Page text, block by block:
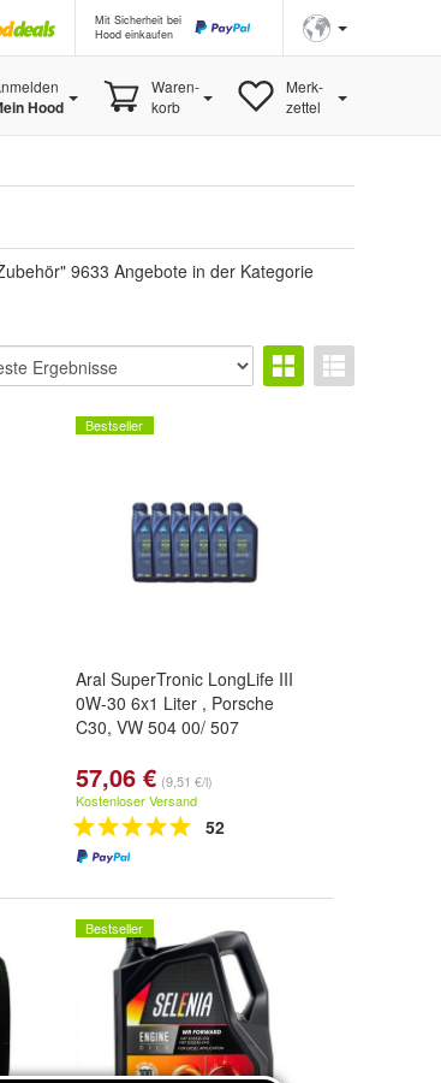
Mit Sicherheit bei
Hood einkaufen
Hood
Waren-
korb
Merk-
zettel
9633 Angebote in der Kategorie
Bestseller
Aral SuperTronic LongLife III
0W-30 6x1 Liter , Porsche
C30, VW 504 00/ 507
57,06 € (9,51 €/l)
Kostenloser Versand
52
Bestseller